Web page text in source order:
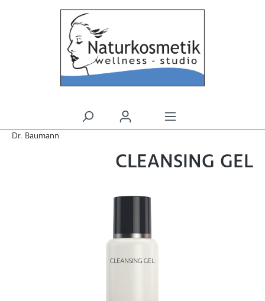
Dr. Baumann
CLEANSING GEL